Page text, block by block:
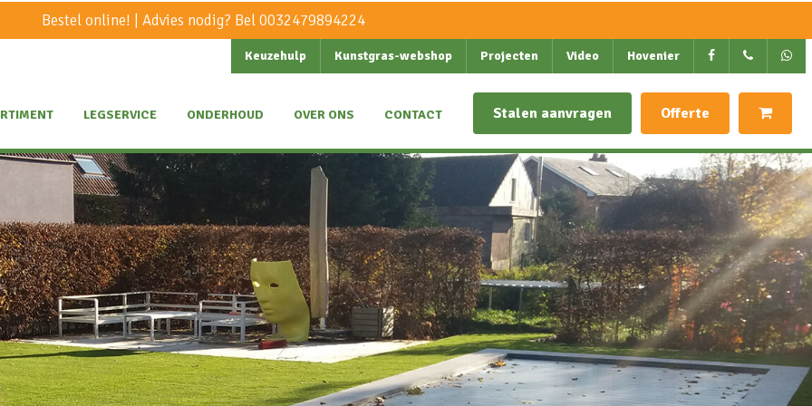
Bestel online! | Advies nodig? Bel0032479894224
Keuzehulp Kunstgras-webshop Projecten Video Hovenier
LEGSERVICE ONDERHOUD OVER ONS CONTACT Stalen aanvragen Offerte